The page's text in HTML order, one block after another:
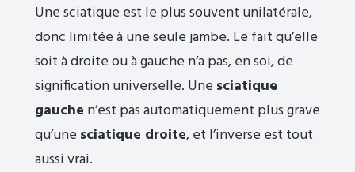
Une sciatique est le plus souvent unilatérale,
donc limitée à une seule jambe. Le fait qu’elle
soit à droite ou à gauche n’a pas, en soi, de
signification universelle. Une sciatique
gauche n’est pas automatiquement plus grave
qu’une sciatique droite, et l’inverse est tout
aussi vrai.